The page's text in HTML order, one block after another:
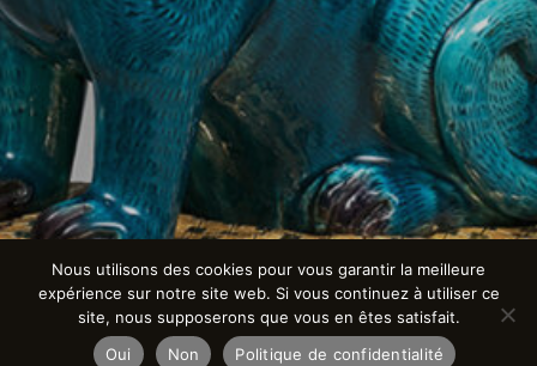
Nous utilisons des cookies pour vous garantir la meilleure
expérience sur notre site web. Si vous continuez à utiliser ce
site, nous supposerons que vous en êtes satisfait.
Oui
Non Politique de confidentialité